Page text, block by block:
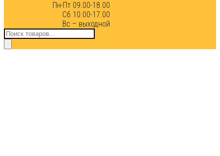
Пн-Пт 09.00-18.00
Сб 10.00-17.00
Вс – выходной
Поиск
товаров